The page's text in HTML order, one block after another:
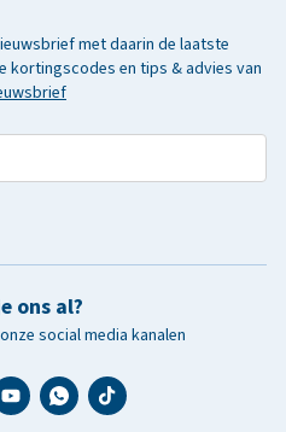
met daarin de laatste
kortingscodes en tips & advies van
ons al?
social media kanalen